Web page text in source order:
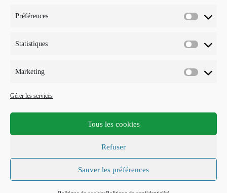
Préférences
Statistiques
Marketing
Gérer les services
Tous les cookies
Refuser
Sauver les préférences
Mobile :
E-mail :
LETTRE D’INFORMATION
Accepter les termes RGPD